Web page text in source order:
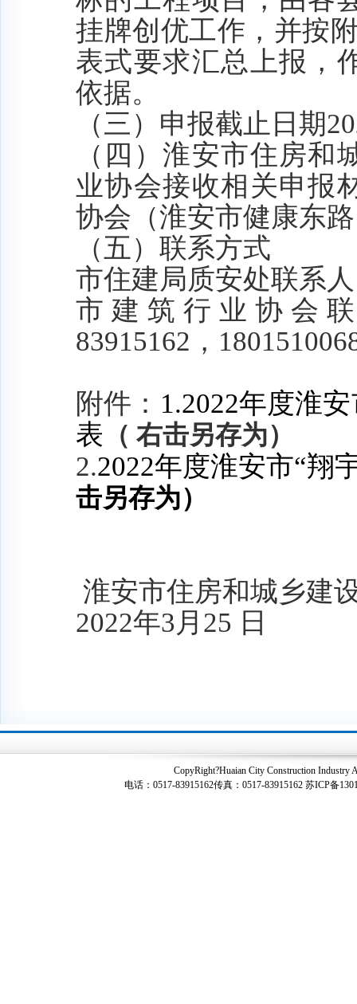
挂牌创优工作，并按
表式要求汇总上报，
依据。
（ 三 ）申报截止日期20
（ 四 ）淮安市住房和
业协会接收相关申报
协会（淮安市健康东路
（五）联系方式
市住建局质安处联系
市建筑行业协会
83915162 ，
附件： 1.2022年度淮
表 （ 右击另存为）
2.2022年度淮安市“翔
击另存为）
淮安市住房和城乡建
2022年3月 25 日
CopyRight?Huaian City Construction
电话：0517-83915162传真：0517-83915162 苏ICP备